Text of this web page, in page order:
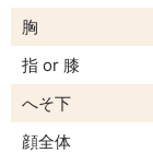
胸
指 or 膝
へそ下
顔全体